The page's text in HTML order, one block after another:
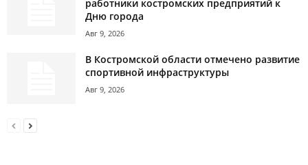
работники костромских предприятий к
Дню города
Авг 9, 2026
В Костромской области отмечено развитие
спортивной инфраструктуры
Авг 9, 2026